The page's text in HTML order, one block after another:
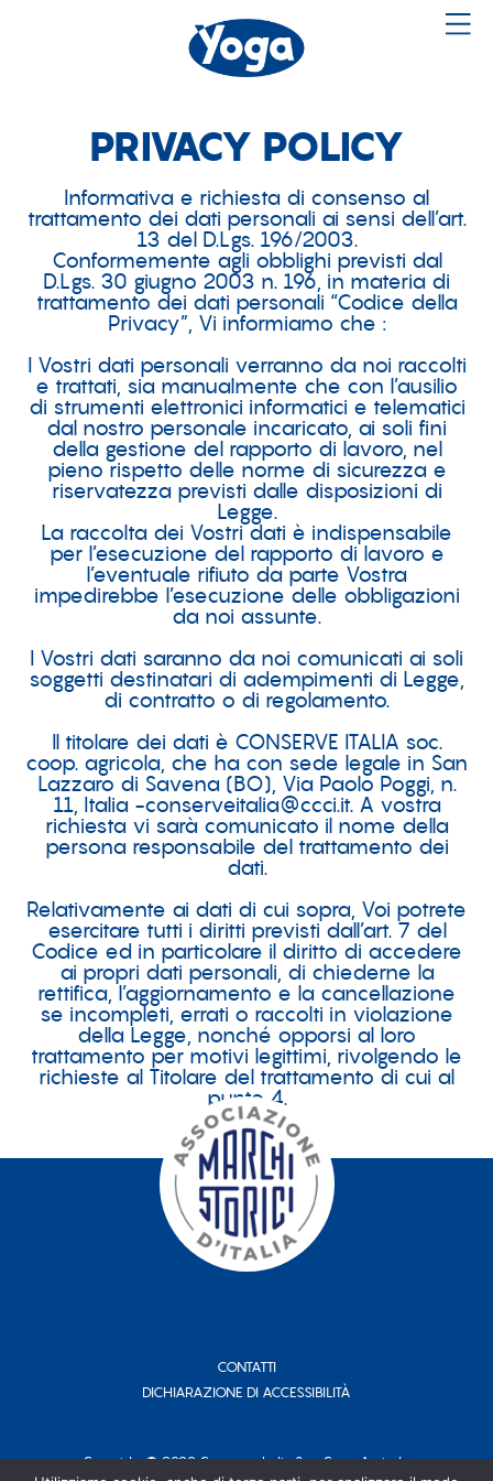
PRIVACY POLICY
Informativa e richiesta di consenso al
trattamento dei dati personali ai sensi dell’art.
13 del D.Lgs. 196/2003.
Conformemente agli obblighi previsti dal
D.Lgs. 30 giugno 2003 n. 196, in materia di
trattamento dei dati personali “Codice della
Privacy”, Vi informiamo che :
I Vostri dati personali verranno da noi raccolti
e trattati, sia manualmente che con l’ausilio
di strumenti elettronici informatici e telematici
dal nostro personale incaricato, ai soli fini
della gestione del rapporto di lavoro, nel
pieno rispetto delle norme di sicurezza e
riservatezza previsti dalle disposizioni di
Legge.
La raccolta dei Vostri dati è indispensabile
per l’esecuzione del rapporto di lavoro e
l’eventuale rifiuto da parte Vostra
impedirebbe l’esecuzione delle obbligazioni
da noi assunte.
I Vostri dati saranno da noi comunicati ai soli
soggetti destinatari di adempimenti di Legge,
di contratto o di regolamento.
Il titolare dei dati è CONSERVE ITALIA soc.
coop. agricola, che ha con sede legale in San
Lazzaro di Savena (BO), Via Paolo Poggi, n.
11, Italia -conserveitalia@ccci.it. A vostra
richiesta vi sarà comunicato il nome della
persona responsabile del trattamento dei
dati.
Relativamente ai dati di cui sopra, Voi potrete
esercitare tutti i diritti previsti dall’art. 7 del
Codice ed in particolare il diritto di accedere
ai propri dati personali, di chiederne la
rettifica, l’aggiornamento e la cancellazione
se incompleti, errati o raccolti in violazione
della Legge, nonché opporsi al loro
trattamento per motivi legittimi, rivolgendo le
richieste al Titolare del trattamento di cui al
punto 4.
CONTATTI
DICHIARAZIONE DI ACCESSIBILITÀ
Copyright © 2020 Conserve Italia Soc. Coop. Agricola.
P. IVA 00708311204 - Tutti i Diritti Riservati